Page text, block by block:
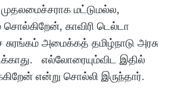
முதலமைச்சராக மட்டுமல்ல,
காவிரி டெல்டா
சுரங்கம் அமைக்கத் தமிழ்நாடு அரசு
எல்லோரையும்விட இதில்
என்று சொல்லி இருந்தார்.